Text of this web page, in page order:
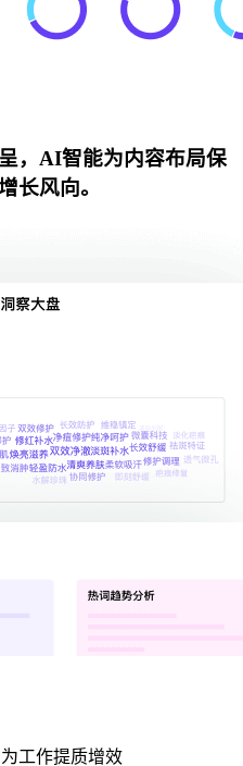
，AI智能为内容布局保
长风向。
工作提质增效